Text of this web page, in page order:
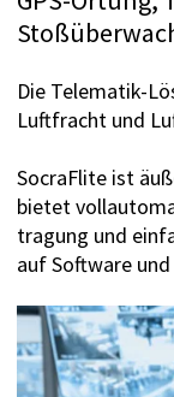
Die Telematik-
Luftfracht und
SocraFlite ist
bietet
tragung und
auf Software